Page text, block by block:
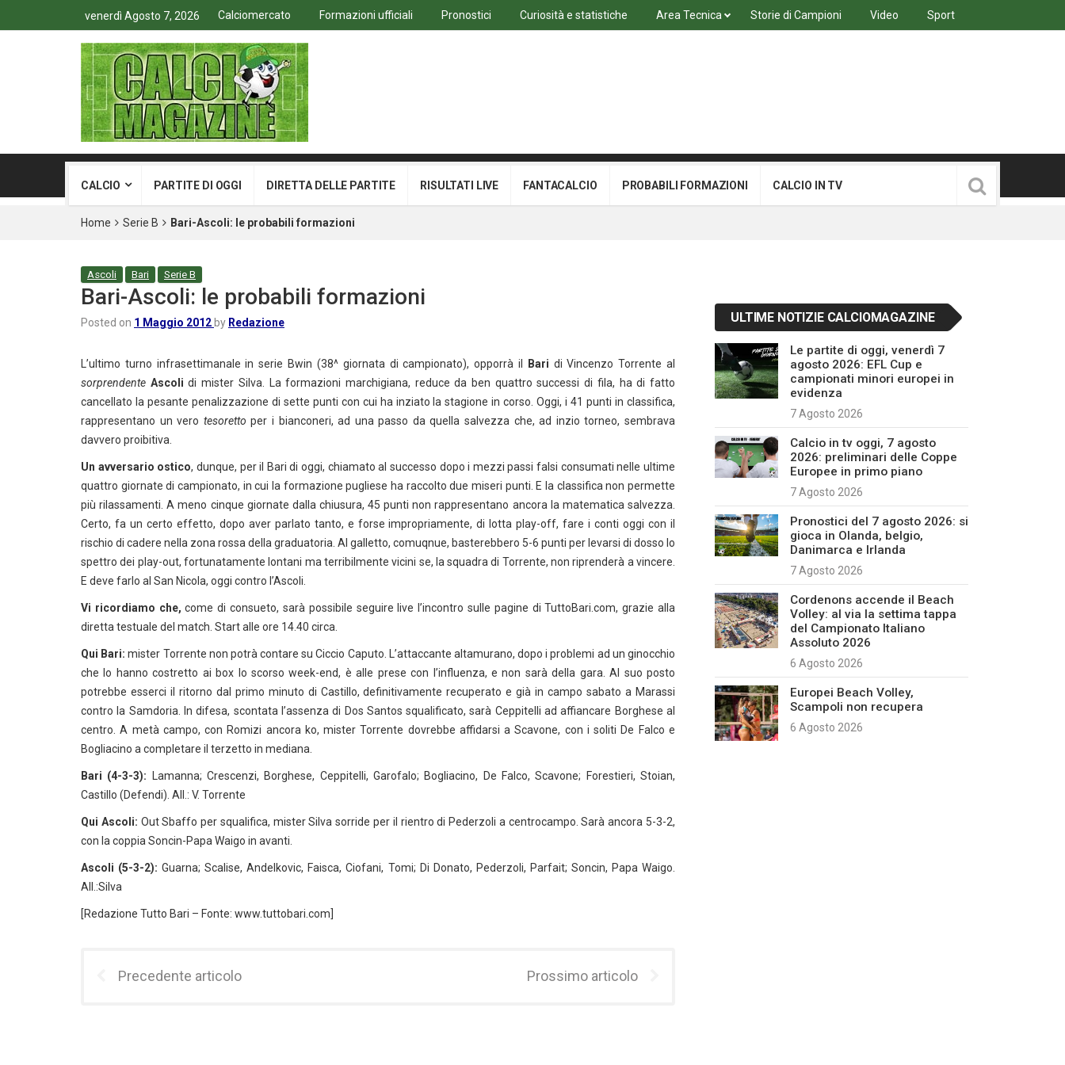
venerdì Agosto 7, 2026 Calciomercato Formazioni ufficiali Pronostici Curiosità e statistiche Area Tecnica Storie di Campioni Video Sport
CALCIO PARTITE DI OGGI DIRETTA DELLE PARTITE RISULTATI LIVE FANTACALCIO PROBABILI FORMAZIONI CALCIO IN TV
Home Serie B Bari-Ascoli: le probabili formazioni
Ascoli Bari Serie B
Bari-Ascoli: le probabili formazioni
Posted on 1 Maggio 2012 by Redazione
L’ultimo turno infrasettimanale in serie Bwin (38^ giornata di campionato), opporrà il Bari di Vincenzo Torrente al
sorprendente Ascolidi mister Silva. La formazioni marchigiana, reduce da ben quattro successi di fila, ha di fatto
cancellato la pesante penalizzazione di sette punti con cui ha inziato la stagione in corso. Oggi, i 41 punti in classifica,
rappresentano un vero tesoretto per i bianconeri, ad una passo da quella salvezza che, ad inzio torneo, sembrava
davvero proibitiva.
Un avversario ostico, dunque, per il Bari di oggi, chiamato al successo dopo i mezzi passi falsi consumati nelle ultime
quattro giornate di campionato, in cui la formazione pugliese ha raccolto due miseri punti. E la classifica non permette
più rilassamenti. A meno cinque giornate dalla chiusura, 45 punti non rappresentano ancora la matematica salvezza.
Certo, fa un certo effetto, dopo aver parlato tanto, e forse impropriamente, di lotta play-off, fare i conti oggi con il
rischio di cadere nella zona rossa della graduatoria. Al galletto, comuqnue, basterebbero 5-6 punti per levarsi di dosso lo
spettro dei play-out, fortunatamente lontani ma terribilmente vicini se, la squadra di Torrente, non riprenderà a vincere.
E deve farlo al San Nicola, oggi contro l’Ascoli.
Vi ricordiamo che,come di consueto, sarà possibile seguire live l’incontro sulle pagine di TuttoBari.com, grazie alla
diretta testuale del match. Start alle ore 14.40 circa.
Qui Bari: mister Torrente non potrà contare su Ciccio Caputo. L’attaccante altamurano, dopo i problemi ad un ginocchio
che lo hanno costretto ai box lo scorso week-end, è alle prese con l’influenza, e non sarà della gara. Al suo posto
potrebbe esserci il ritorno dal primo minuto di Castillo, definitivamente recuperato e già in campo sabato a Marassi
contro la Samdoria. In difesa, scontata l’assenza di Dos Santos squalificato, sarà Ceppitelli ad affiancare Borghese al
centro. A metà campo, con Romizi ancora ko, mister Torrente dovrebbe affidarsi a Scavone, con i soliti De Falco e
Bogliacino a completare il terzetto in mediana.
Bari (4-3-3):
Lamanna; Crescenzi, Borghese, Ceppitelli, Garofalo; Bogliacino, De Falco, Scavone; Forestieri, Stoian,
Castillo (Defendi). All.: V. Torrente
Qui Ascoli: Out Sbaffo per squalifica, mister Silva sorride per il rientro di Pederzoli a centrocampo. Sarà ancora 5-3-2,
con la coppia Soncin-Papa Waigo in avanti.
Ascoli (5-3-2):Guarna; Scalise, Andelkovic, Faisca, Ciofani, Tomi; Di Donato, Pederzoli, Parfait; Soncin, Papa Waigo.
All.:Silva
[Redazione Tutto Bari – Fonte: www.tuttobari.com]
Precedente articolo Prossimo articolo
ULTIME NOTIZIE CALCIOMAGAZINE
Le partite di oggi, venerdì 7
agosto 2026: EFL Cup e
campionati minori europei in
evidenza
7 Agosto 2026
Calcio in tv oggi, 7 agosto
2026: preliminari delle Coppe
Europee in primo piano
7 Agosto 2026
Pronostici del 7 agosto 2026: si
gioca in Olanda, belgio,
Danimarca e Irlanda
7 Agosto 2026
Cordenons accende il Beach
Volley: al via la settima tappa
del Campionato Italiano
Assoluto 2026
6 Agosto 2026
Europei Beach Volley,
Scampoli non recupera
6 Agosto 2026